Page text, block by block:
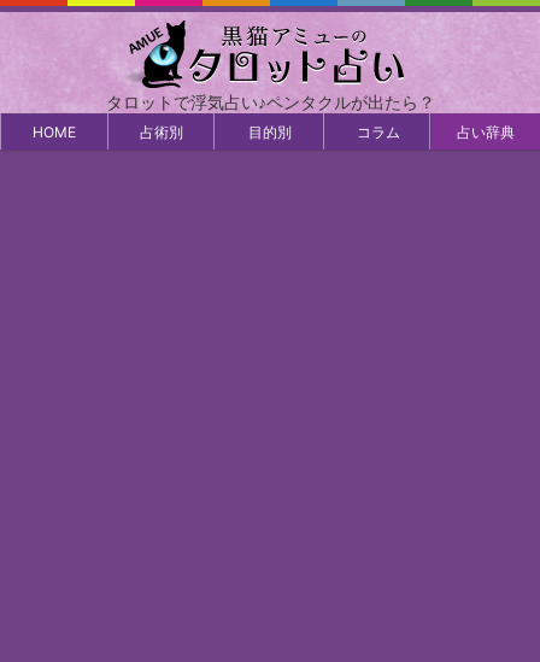
タロットで浮気占い♪ペンタクルが出たら？
HOME 占術別 目的別 コラム 占い辞典